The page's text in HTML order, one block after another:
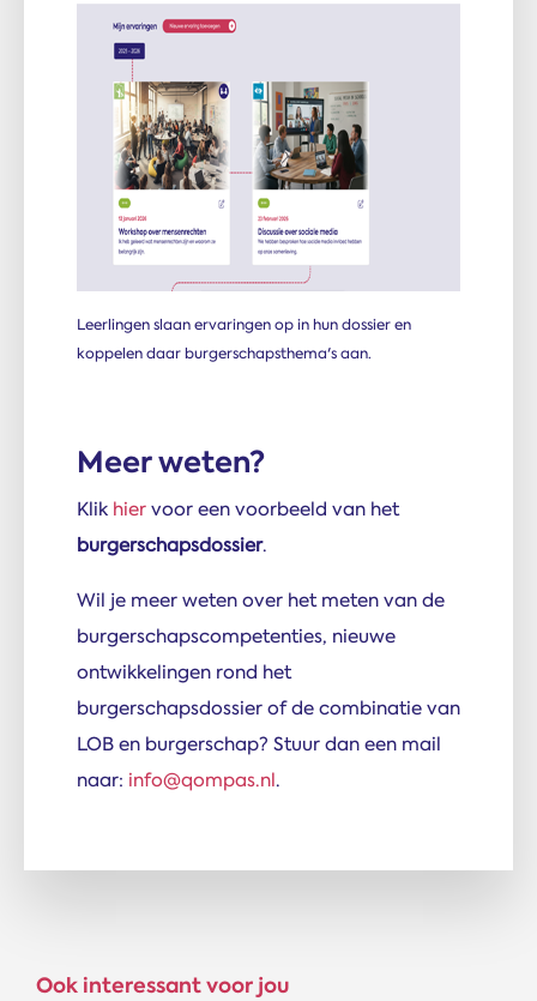
Leerlingen slaan ervaringen op in hun dossier en
koppelen daar burgerschapsthema's aan.
Meer weten?
Klik hiervoor een voorbeeld van het
burgerschapsdossier.
Wil je meer weten over het meten van de
burgerschapscompetenties, nieuwe
ontwikkelingen rond het
burgerschapsdossier of de combinatie van
LOB en burgerschap? Stuur dan een mail
naar: info@qompas.nl.
Ook interessant voor jou